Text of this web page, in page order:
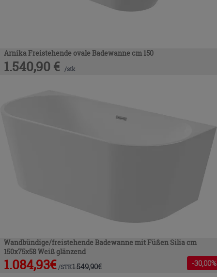
Arnika Freistehende ovale Badewanne cm 150
1.540,90 € /stk
Wandbündige/freistehende Badewanne mit Füßen Silia cm
150x75x58 Weiß glänzend
1.084,93€ /STK1.549,90€ -30,00%